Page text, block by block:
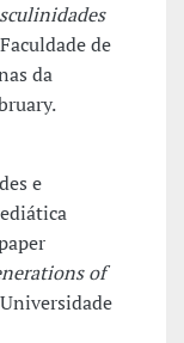
de
da
e
of